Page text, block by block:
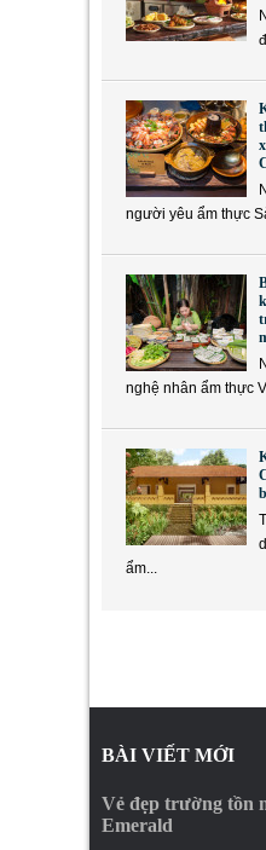
người yêu ẩm thực
nghệ nhân ẩm thực
ẩm...
BÀI VIẾT MỚI
Vẻ đẹp trường tồn
Emerald